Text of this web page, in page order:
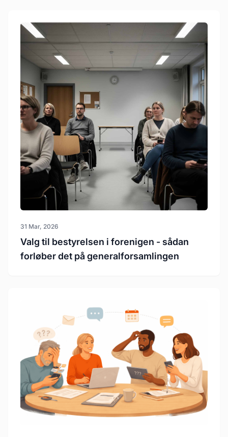
31 Mar, 2026
Valg til bestyrelsen i forenigen - sådan
forløber det på generalforsamlingen